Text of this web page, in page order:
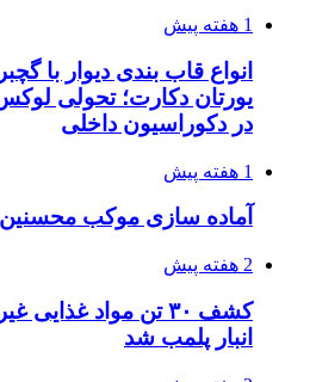
1 هفته پیش
انواع قاب بندی دیوار با
یورتان دکارت؛ تحولی
در دکوراسیون داخلی
1 هفته پیش
آماده سازی موکب محسنین
2 هفته پیش
کشف ۳۰ تن مواد
انبار پلمب شد